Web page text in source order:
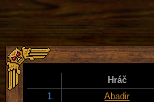
Hráč
1.
Abadir